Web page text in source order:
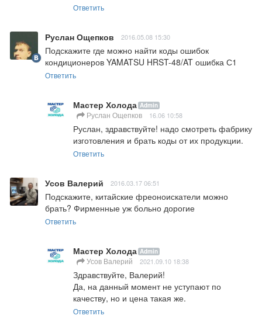
Ответить
Руслан Ощепков 2016.05.08 15:30
Подскажите где можно найти коды ошибок
кондиционеров YAMATSU HRST-48/AT ошибка С1
Ответить
Мастер Холода Admin
Руслан Ощепков 16.06 10:58
Руслан, здравствуйте! надо смотреть фабрику
изготовления и брать коды от их продукции.
Ответить
Усов Валерий 2016.03.17 06:51
Подскажите, китайские фреоноискатели можно
брать? Фирменные уж больно дорогие
Ответить
Мастер Холода Admin
Усов Валерий 2021.09.10 18:38
Здравствуйте, Валерий!
Да, на данный момент не уступают по
качеству, но и цена такая же.
Ответить